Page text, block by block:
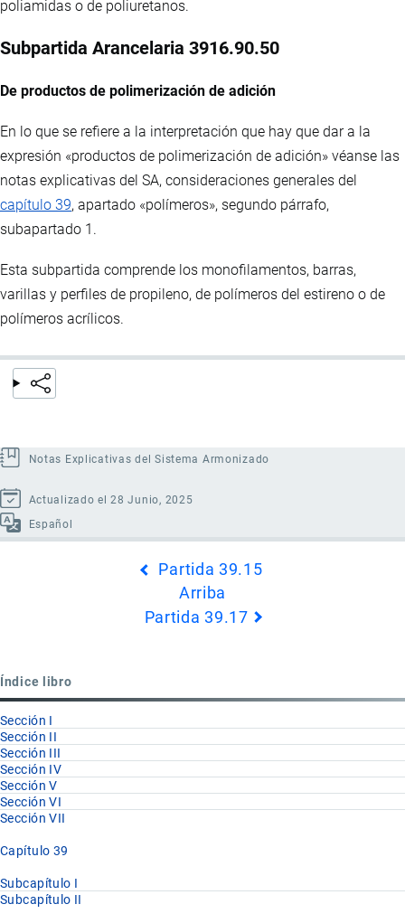
poliamidas o de poliuretanos.
Subpartida Arancelaria 3916.90.50
De productos de polimerización de adición
En lo que se refiere a la interpretación que hay que dar a la
expresión «productos de polimerización de adición» véanse las
notas explicativas del SA, consideraciones generales del
capítulo 39, apartado «polímeros», segundo párrafo,
subapartado 1.
Esta subpartida comprende los monofilamentos, barras,
varillas y perfiles de propileno, de polímeros del estireno o de
polímeros acrílicos.
Notas Explicativas del Sistema Armonizado
Actualizado el 28 Junio, 2025
Español
39.16
Partida 39.15
Arriba
Partida 39.17
Índice libro
Sección I
Sección II
Sección III
Sección IV
Sección V
Sección VI
Sección VII
Capítulo 39
Subcapítulo I
Subcapítulo II